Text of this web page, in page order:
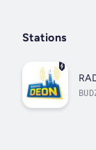
Stations